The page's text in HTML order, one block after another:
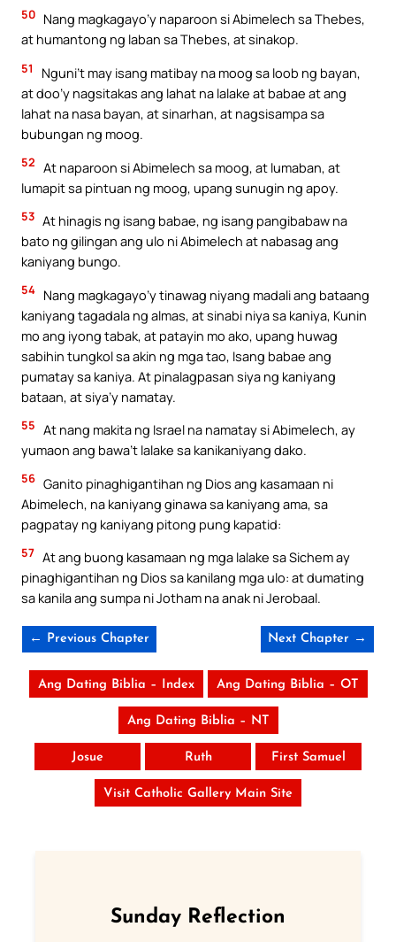
50 Nang magkagayo’y naparoon si Abimelech sa Thebes,
at humantong ng laban sa Thebes, at sinakop.
51
Nguni’t may isang matibay na moog sa loob ng bayan,
at doo’y nagsitakas ang lahat na lalake at babae at ang
lahat na nasa bayan, at sinarhan, at nagsisampa sa
bubungan ng moog.
52 At naparoon si Abimelech sa moog, at lumaban, at
lumapit sa pintuan ng moog, upang sunugin ng apoy.
53 At hinagis ng isang babae, ng isang pangibabaw na
bato ng gilingan ang ulo ni Abimelech at nabasag ang
kaniyang bungo.
54 Nang magkagayo’y tinawag niyang madali ang bataang
kaniyang tagadala ng almas, at sinabi niya sa kaniya, Kunin
mo ang iyong tabak, at patayin mo ako, upang huwag
sabihin tungkol sa akin ng mga tao, Isang babae ang
pumatay sa kaniya. At pinalagpasan siya ng kaniyang
bataan, at siya’y namatay.
55 At nang makita ng Israel na namatay si Abimelech, ay
yumaon ang bawa’t lalake sa kanikaniyang dako.
56 Ganito pinaghigantihan ng Dios ang kasamaan ni
Abimelech, na kaniyang ginawa sa kaniyang ama, sa
pagpatay ng kaniyang pitong pung kapatid:
57 At ang buong kasamaan ng mga lalake sa Sichem ay
pinaghigantihan ng Dios sa kanilang mga ulo: at dumating
sa kanila ang sumpa ni Jotham na anak ni Jerobaal.
← Previous Chapter Next Chapter →
Ang Dating Biblia – Index Ang Dating Biblia – OT
Ang Dating Biblia – NT
Josue Ruth First Samuel
Visit Catholic Gallery Main Site
Sunday Reflection